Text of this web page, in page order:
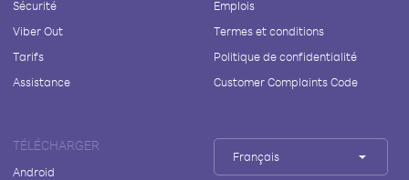
Sécurité
Viber Out
Tarifs
Assistance
Emplois
Termes et conditions
Politique de confidentialité
Customer Complaints Code
TÉLÉCHARGER
Android
Français